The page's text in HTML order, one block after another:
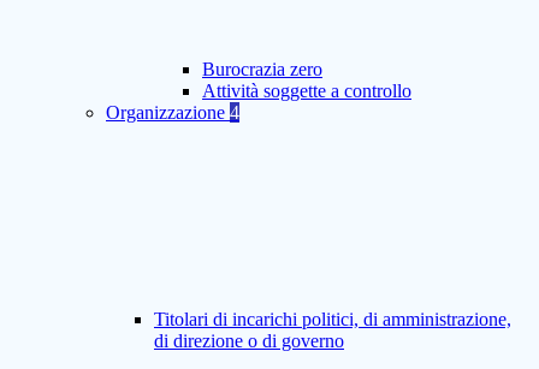
Burocrazia zero
Attività soggette a controllo
Organizzazione 4
Titolari di incarichi politici, di amministrazione,
di direzione o di governo